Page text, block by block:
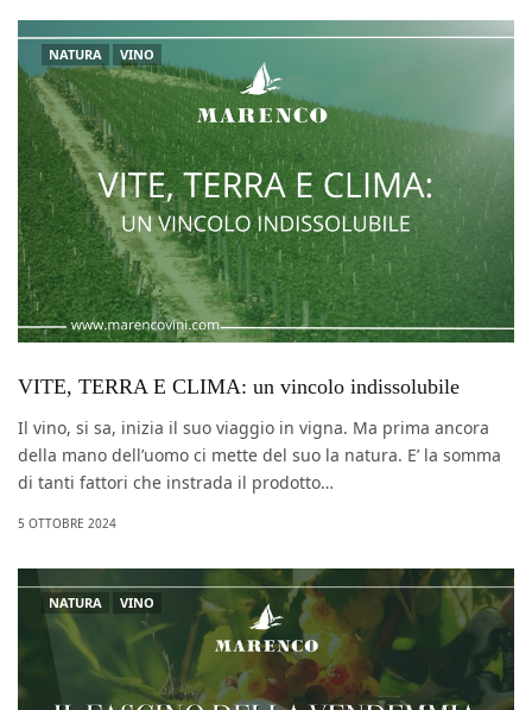
NATURA VINO
VITE, TERRA E CLIMA: un vincolo indissolubile
Il vino, si sa, inizia il suo viaggio in vigna. Ma prima ancora
della mano dell’uomo ci mette del suo la natura. E’ la somma
di tanti fattori che instrada il prodotto…
5 OTTOBRE 2024
NATURA VINO